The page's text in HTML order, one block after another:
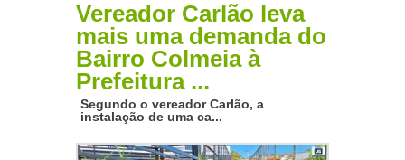
Vereador Carlão leva
mais uma demanda do
Bairro Colmeia à
Prefeitura ...
Segundo o vereador Carlão, a
instalação de uma ca...